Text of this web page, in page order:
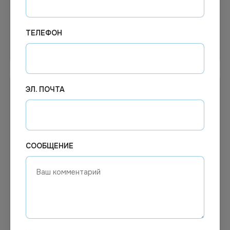
В корзину В корзину
Перчатки смотровые
Перчатки резиновые р.L
ТЕЛЕФОН
ЭЛ. ПОЧТА
СООБЩЕНИЕ